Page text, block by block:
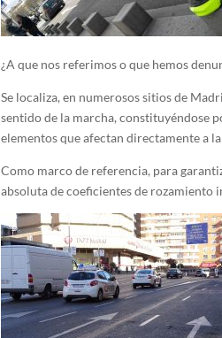
¿A que nos referimos o que hemos
Se localiza, en numerosos sitios de
sentido de la marcha, constituyéndose
elementos que afectan directamente a
Como marco de referencia, para
absoluta de coeficientes de rozamiento